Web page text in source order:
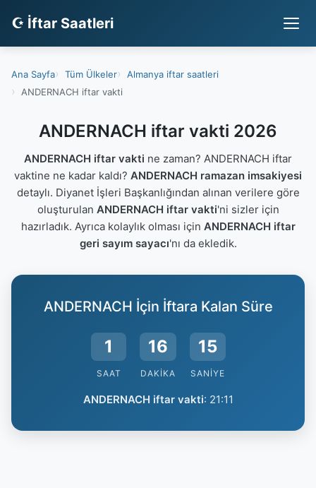
☪ İftar Saatleri
Ana Sayfa Tüm Ülkeler
Almanya iftar saatleri
ANDERNACH iftar vakti
ANDERNACH iftar vakti 2026
ANDERNACH iftar vakti ne zaman? ANDERNACH iftar
vaktine ne kadar kaldı? ANDERNACH ramazan imsakiyesi
detaylı. Diyanet İşleri Başkanlığından alınan verilere göre
oluşturulan ANDERNACH iftar vakti'ni sizler için
hazırladık. Ayrıca kolaylık olması için ANDERNACH iftar
geri sayım sayacı'nı da ekledik.
ANDERNACH İçin İftara Kalan Süre
1
SAAT
16
DAKIKA
14
SANIYE
ANDERNACH iftar vakti: 21:11